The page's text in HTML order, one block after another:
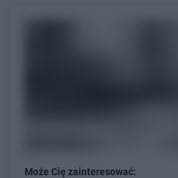
Może Cię zainteresować: